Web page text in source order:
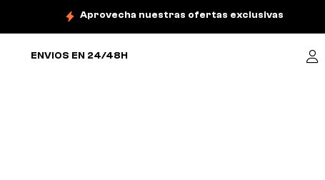
Aprovecha nuestras ofertas exclusivas
ENVIOS EN 24/48H